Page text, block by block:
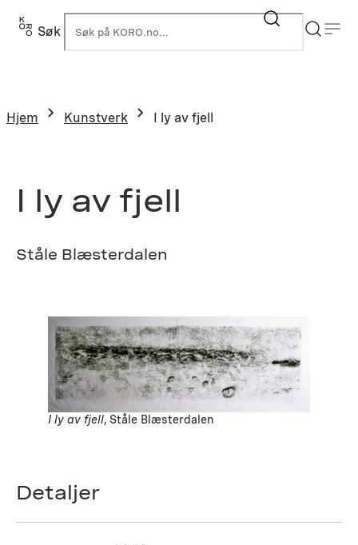
Hopp
Søk
Hjem Kunstverk I ly av fjell
I ly av fjell
Ståle Blæsterdalen
I ly av fjell, Ståle Blæsterdalen
Detaljer